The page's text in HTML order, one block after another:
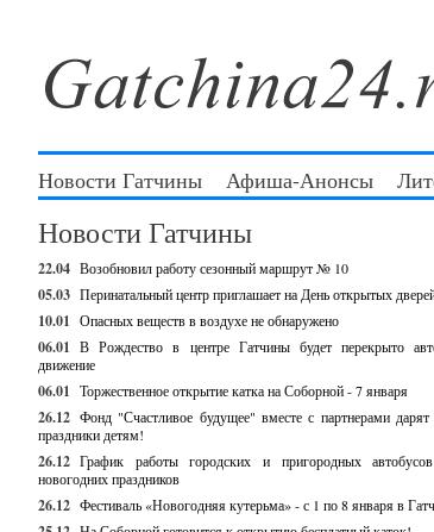
Новости Гатчины Афиша-Анонсы
Новости Гатчины
22.04 Возобновил работу сезонный маршрут № 10
05.03 Перинатальный центр приглашает на День открытых
10.01 Опасных веществ в воздухе не обнаружено
06.01 В Рождество в центре Гатчины будет перекрыто
движение
06.01 Торжественное открытие катка на Соборной - 7 января
26.12 Фонд "Счастливое будущее" вместе с партнерами дарят
праздники детям!
26.12 График работы городских и пригородных
новогодних праздников
26.12 Фестиваль «Новогодняя кутерьма» - с 1 по 8 января в